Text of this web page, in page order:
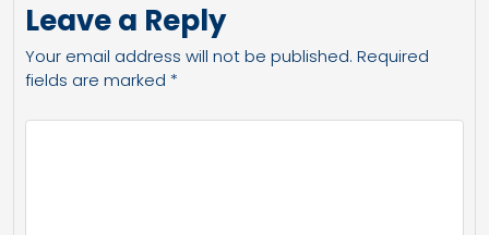
Leave a Reply
Your email address will not be published. Required
fields are marked *